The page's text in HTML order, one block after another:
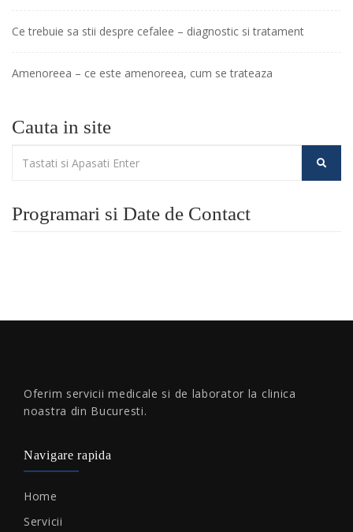
Ce trebuie sa stii despre cefalee – diagnostic si tratament
Amenoreea – ce este amenoreea, cum se trateaza
Cauta in site
Programari si Date de Contact
Oferim servicii medicale si de laborator la clinica
noastra din Bucuresti.
Navigare rapida
Home
Servicii